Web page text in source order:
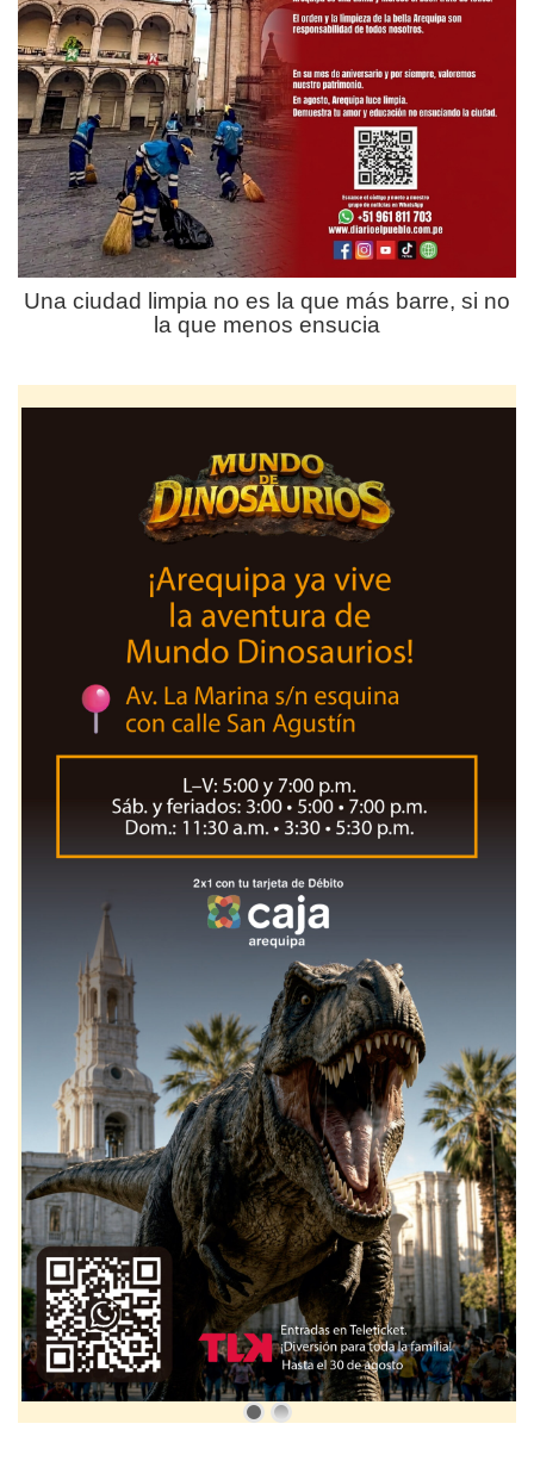
Una ciudad limpia no es la que más barre, si no
la que menos ensucia